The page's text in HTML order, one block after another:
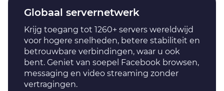
Globaal servernetwerk
Krijg toegang tot 1260+ servers wereldwijd
voor hogere snelheden, betere stabiliteit en
betrouwbare verbindingen, waar u ook
bent. Geniet van soepel Facebook browsen,
messaging en video streaming zonder
vertragingen.